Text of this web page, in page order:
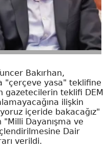
Bakırhan,
"çerçeve yasa" teklifine
gazetecilerin teklifi DEM
ilişkin
içeride bakacağız"
"Milli Dayanışma ve
Dair
verildi.